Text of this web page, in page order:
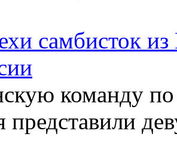
самбисток
команду
представили